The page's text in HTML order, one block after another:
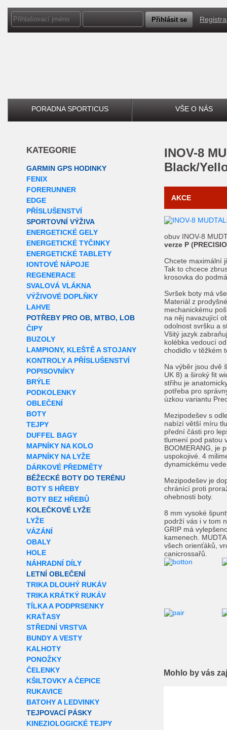
PORADNA SPORTICUS VŠE O NÁS
KATEGORIE
GARMIN GPS HODINKY
FENIX
FORERUNNER
EDGE
PŘÍSLUŠENSTVÍ
SPORTOVNÍ VÝŽIVA
ENERGETICKÉ GELY
ENERGETICKÉ TYČINKY
ENERGETICKÉ TABLETY
IONTOVÉ NÁPOJE
REGENERACE
SVALOVÁ VLÁKNA
VÝŽIVOVÉ DOPLŇKY
LAHVE
POTŘEBY PRO OB, MTBO, LOB
ČIPY
BUZOLY
LAMPIONY, KLEŠTĚ A STOJANY
KONTROLY A PŘÍSLUŠENSTVÍ
POPISOVNÍKY
BRÝLE
PODKOLENKY
OBLEČENÍ
BOTY
TEJPY
DUFFEL BAGY
MAPNÍKY NA KOLO
MAPNÍKY NA LYŽE
DÁRKOVÉ PŘEDMĚTY
BĚŽECKÉ BOTY DO TERÉNU
BOTY S HŘEBY
BOTY BEZ HŘEBŮ
KOLEČKOVÉ LYŽE
LYŽE
VÁZÁNÍ
OBALY
HOLE
NÁHRADNÍ DÍLY
LETNÍ OBLEČENÍ
TRIKA DLOUHÝ RUKÁV
TRIKA KRÁTKÝ RUKÁV
TÍLKA A PODPRSENKY
KRAŤASY
STŘEDNÍ VRSTVA
BUNDY A VESTY
KALHOTY
PONOŽKY
ČELENKY
KŠILTOVKY A ČEPICE
RUKAVICE
BATOHY A LEDVINKY
TEJPOVACÍ PÁSKY
KINEZIOLOGICKÉ TEJPY
INOV-8 MUDTALON SPEED M
Black/
AKCE
obuv INOV-8
verze P
Chcete maximální
Tak to chcece
krosovka do
Svršek boty má
Materiál z
mechanickému
na něj navazující
odolnost svršku a
Všitý jazyk
kolébka vedoucí
chodidlo v těžkém
Na výběr jsou dvě
UK 8) a široký fit
střihu je
potřeba pro
úzkou variantu
Mezipodešev s
nabízí větší míru
přední části pro
tlumení pod patou
BOOMERANG, je
uspokojivé. 4
dynamickému
Mezipodešev je
chránící proti
ohebnosti boty.
8 mm vysoké
podrží vás i v tom
GRIP má
kamenech.
všech orienťáků,
canicrossařů.
Mohlo by vás